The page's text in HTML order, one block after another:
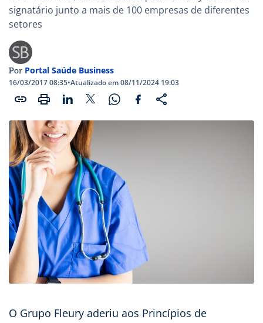
signatário junto a mais de 100 empresas de diferentes
setores
Por Portal Saúde Business
16/03/2017 08:35•Atualizado em 08/11/2024 19:03
O Grupo Fleury aderiu aos Princípios de